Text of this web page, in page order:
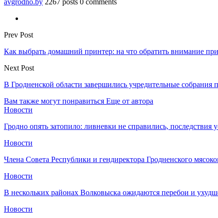
avgrodno.by 2267 posts 0 comments
Prev Post
Как выбрать домашний принтер: на что обратить внимание
Next Post
В Гродненской области завершились учредительные собрания
Вам также могут понравиться Еще от автора
Новости
Гродно опять затопило: ливневки не справились, последствия
Новости
Члена Совета Республики и гендиректора Гродненского
Новости
В нескольких районах Волковыска ожидаются перебои и
Новости